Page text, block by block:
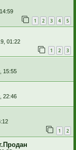
1 2 3 4 5
01:22
1 2 3
15:55
22:46
1 2